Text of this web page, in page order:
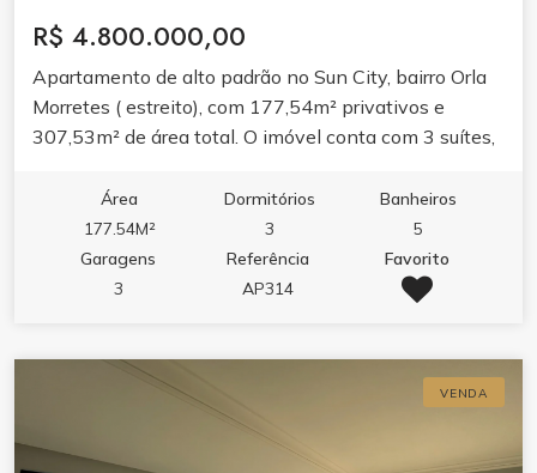
R$ 4.800.000,00
Apartamento de alto padrão no Sun City, bairro Orla
Morretes ( estreito), com 177,54m² privativos e
307,53m² de área total. O imóvel conta com 3 suítes,
layout valoriza o conforto com living amplo, banheira
hidromassagem e acabamento pensado para o dia a
dia. Espaço ideal para quem busca morar com
tranquilidade em um dos bairros que mais cresce em
hidromassagem na piscina, sauna, academia, sala de
jogos, salão de festas, bar e espaço gourmet.
Área
177.54M²
Dormitórios
3
Banheiros
5
Garagens
3
Referência
AP314
Favorito
VENDA